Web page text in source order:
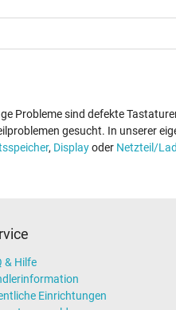
Probleme sind defekte
gesucht. In unserer
, Displayoder Netzteil/
& Hilfe
Einrichtungen